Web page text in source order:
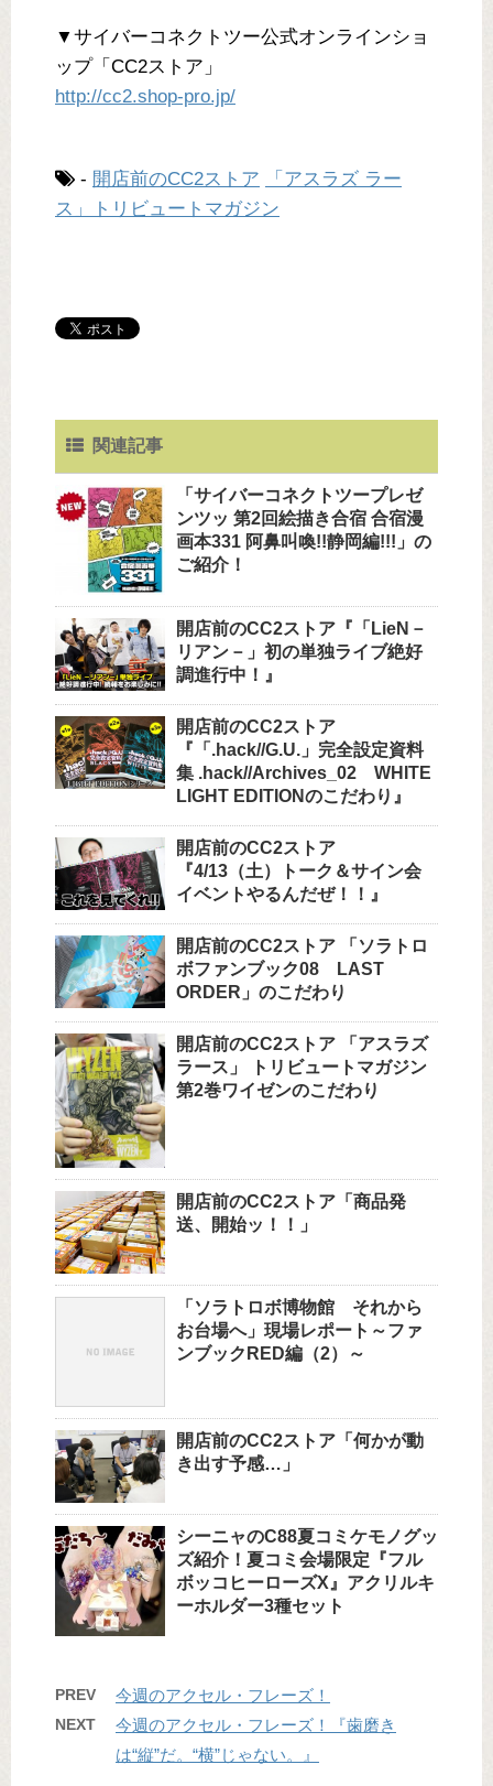
▼サイバーコネクトツー公式オンラインショ
ップ「CC2ストア」
http://cc2.shop-pro.jp/
- 開店前のCC2ストア
「アスラズ ラー
ス」トリビュートマガジン
関連記事
「サイバーコネクトツープレゼ
ンツッ 第2回絵描き合宿 合宿漫
画本331 阿鼻叫喚!!静岡編!!!」の
ご紹介！
開店前のCC2ストア『「LieN－
リアン－」初の単独ライブ絶好
調進行中！』
開店前のCC2ストア
『「.hack//G.U.」完全設定資料
集 .hack//Archives_02 WHITE
LIGHT EDITIONのこだわり』
開店前のCC2ストア
『4/13（土）トーク＆サイン会
イベントやるんだぜ！！』
開店前のCC2ストア 「ソラトロ
ボファンブック08 LAST
ORDER」のこだわり
開店前のCC2ストア 「アスラズ
ラース」 トリビュートマガジン
第2巻ワイゼンのこだわり
開店前のCC2ストア「商品発
送、開始ッ！！」
「ソラトロボ博物館 それから
お台場へ」現場レポート～ファ
ンブックRED編（2）～
開店前のCC2ストア「何かが動
き出す予感…」
シーニャのC88夏コミケモノグッ
ズ紹介！夏コミ会場限定『フル
ボッコヒーローズX』アクリルキ
ーホルダー3種セット
PREV 今週のアクセル・フレーズ！
NEXT
今週のアクセル・フレーズ！『歯磨き
は“縦”だ。“横”じゃない。』